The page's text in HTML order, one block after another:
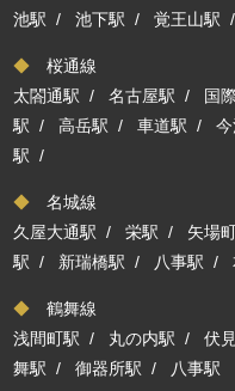
池駅 /池下駅 /覚王山駅
◆ 桜通線
太閤通駅 /名古屋駅 / 国
駅 /高岳駅 /車道駅 /
駅 /
◆ 名城線
久屋大通駅 /栄駅 / 矢場
駅 / 新瑞橋駅 / 八事駅 /
◆ 鶴舞線
浅間町駅 / 丸の内駅 /伏
舞駅 /御器所駅 / 八事駅